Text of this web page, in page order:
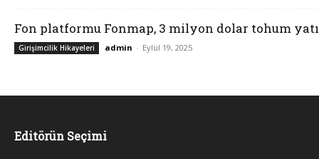
Fon platformu Fonmap, 3 milyon dolar tohum
Girişimcilik Hikayeleri admin - Eylül 19, 2025
Editörün Seçimi